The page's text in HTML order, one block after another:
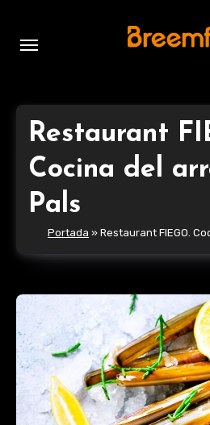
contenido
Restaurant
Cocina del
Pals
Portada » Restaurant FIEGO.